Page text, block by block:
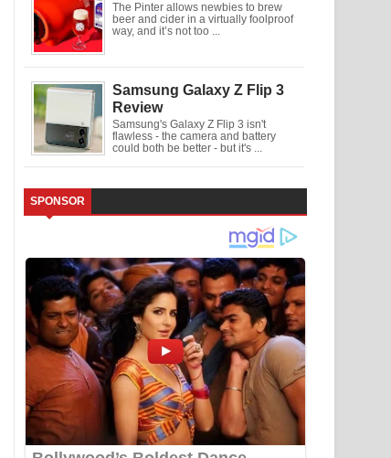
The Pinter allows newbies to brew
beer and cider in a virtually foolproof
way, and it’s not too ...
Samsung Galaxy Z Flip 3
Review
Samsung's Galaxy Z Flip 3 isn't
flawless - the camera and battery
could both be better - but it's ...
SPONSOR